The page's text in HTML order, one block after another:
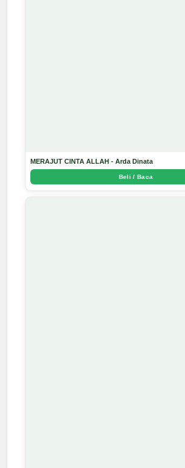
MERAJUT CINTA ALLAH - Arda Dinata
Beli / Baca